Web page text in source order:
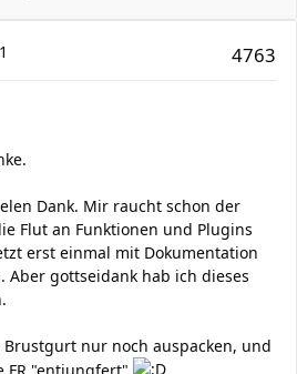
4763
Dank. Mir raucht schon der
Flut an Funktionen und Plugins
erst einmal mit Dokumentation
Aber gottseidank hab ich dieses
Brustgurt nur noch auspacken, und